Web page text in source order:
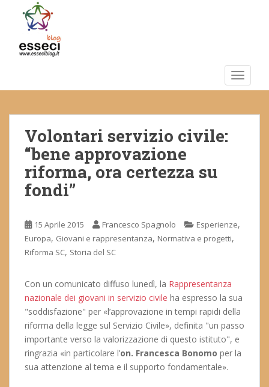
m
Volontari servizio civile:
“bene approvazione
riforma, ora certezza su
fondi”
15 Aprile 2015 Francesco Spagnolo Esperienze,
Europa, Giovani e rappresentanza, Normativa e progetti,
Riforma SC, Storia del SC
Con un comunicato diffuso lunedì, la Rappresentanza
nazionale dei giovani in servizio civile ha espresso la sua
"soddisfazione" per «l’approvazione in tempi rapidi della
riforma della legge sul Servizio Civile», definita "un passo
importante verso la valorizzazione di questo istituto", e
ringrazia «in particolare l’on. Francesca Bonomo per la
sua attenzione al tema e il supporto fondamentale».